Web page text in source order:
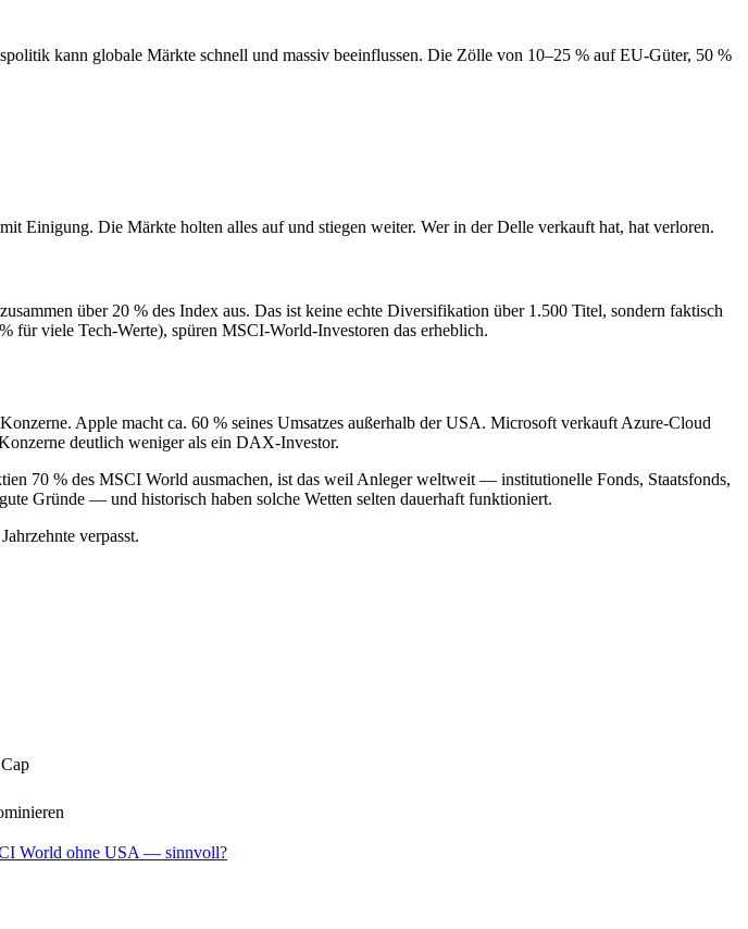
kann globale Märkte schnell und massiv beeinflussen. Die Zölle von 10–25 % auf EU-Güter, 50 %
Einigung. Die Märkte holten alles auf und stiegen weiter. Wer in der Delle verkauft hat, hat verloren.
über 20 % des Index aus. Das ist keine echte Diversifikation über 1.500 Titel, sondern faktisch
für viele Tech-Werte), spüren MSCI-World-Investoren das erheblich.
Apple macht ca. 60 % seines Umsatzes außerhalb der USA. Microsoft verkauft Azure-Cloud
deutlich weniger als ein DAX-Investor.
70 % des MSCI World ausmachen, ist das weil Anleger weltweit — institutionelle Fonds, Staatsfonds,
Gründe — und historisch haben solche Wetten selten dauerhaft funktioniert.
verpasst.
World ohne USA — sinnvoll?